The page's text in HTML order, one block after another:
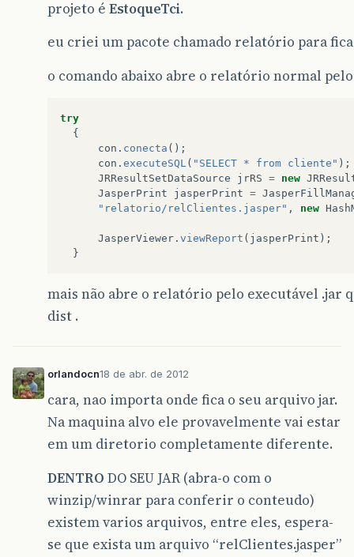
projeto é EstoqueTci.
eu criei um pacote chamado relatório para
o comando abaixo abre o relatório normal
try
{
con . conecta ();
con . executeSQL( "SELECT * from cliente" );
JRResultSetDataSource
jrRS = new
JasperPrint
jasperPrint =
"relatorio/relClientes.jasper" , new
JasperViewer . viewReport ( jasperPrint );
}
mais não abre o relatório pelo executável .jar
dist .
orlandocn18 de abr. de 2012
cara, nao importa onde fica o seu arquivo jar.
Na maquina alvo ele provavelmente vai estar
em um diretorio completamente diferente.
DENTRO DO SEU JAR (abra-o com o
winzip/winrar para conferir o conteudo)
existem varios arquivos, entre eles, espera-
se que exista um arquivo “relClientes.jasper”